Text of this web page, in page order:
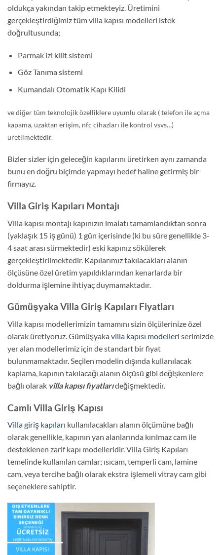
oldukça yakından takip etmekteyiz. Üretimini
gerçekleştirdiğimiz tüm villa kapısı modelleri istek
doğrultusunda;
Parmak izi kilit sistemi
Göz Tanıma sistemi
Kumandalı Otomatik Kapı Kilidi
ve diğer tüm teknolojik özelliklere uyumlu olarak ( telefon ile açma
kapama, uzaktan erişim, nfc cihazları ile kontrol vsvs…)
üretilmektedir.
Bizler sizler için geleceğin kapılarını üretirken aynı zamanda
bunu en doğru biçimde yapmayı hedef haline getirmiş bir
firmayız.
Villa Giriş Kapıları Montajı
Villa kapısı montajı kapınızın imalatı tamamlandıktan sonra
(yaklaşık 15 iş günü) 1 gün içerisinde (ki bu süre genellikle 3-
4 saat arası sürmektedir) eski kapınız sökülerek
gerçekleştirilmektedir. Kapılarımız takılacakları alanın
ölçüsüne özel üretim yapıldıklarından kenarlarda bir
doldurma işlemine ihtiyaç duymamaktadır.
Gümüşyaka Villa Giriş Kapıları Fiyatları
Villa kapısı modellerimizin tamamını sizin ölçülerinize özel
olarak üretiyoruz. Gümüşyaka villa kapısı modelleri serimizde
yer alan modellerimiz için de standart bir fiyat
bulunmamaktadır. Seçilen modelin dışında kullanılacak
kaplama, kapının takılacağı alanın ölçüsü gibi değişkenlere
bağlı olarak villa kapısı fiyatlarıdeğişmektedir.
Camlı Villa Giriş Kapısı
Villa giriş kapıları kullanılacakları alanın ölçümüne bağlı
olarak genellikle, kapının yan alanlarında kırılmaz cam ile
desteklenen zarif kapı modelleridir. Villa Giriş Kapıları
temelinde kullanılan camlar; ısıcam, temperli cam, lamine
cam, veya tercihe bağlı olarak ekstra işlemeli vitray cam gibi
seçeneklere sahiptir.